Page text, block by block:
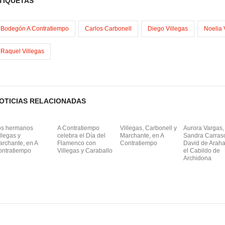
Bodegón A Contratiempo Carlos Carbonell Diego Villegas Noelia
Raquel Villegas
RELACIONADAS
hermanos
y
en A
A Contratiempo
celebra el Día del
Flamenco con
Villegas y Caraballo
Villegas, Carbonell y
Marchante, en A
Contratiempo
Aurora Vargas,
Sandra
David de
el Cabildo de
Archidona